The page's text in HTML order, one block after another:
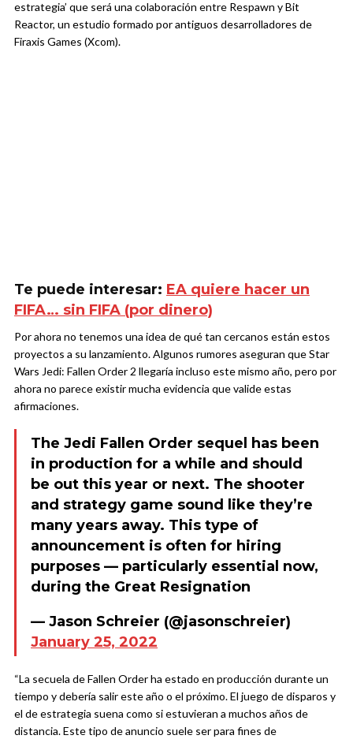
estrategia’ que será una colaboración entre Respawn y Bit
Reactor, un estudio formado por antiguos desarrolladores de
Firaxis Games (Xcom).
Te puede interesar: EA quiere hacer un
FIFA… sin FIFA (por dinero)
Por ahora no tenemos una idea de qué tan cercanos están estos
proyectos a su lanzamiento. Algunos rumores aseguran que Star
Wars Jedi: Fallen Order 2 llegaría incluso este mismo año, pero por
ahora no parece existir mucha evidencia que valide estas
afirmaciones.
The Jedi Fallen Order sequel has been
in production for a while and should
be out this year or next. The shooter
and strategy game sound like they’re
many years away. This type of
announcement is often for hiring
purposes — particularly essential now,
during the Great Resignation
— Jason Schreier (@jasonschreier)
January 25, 2022
“La secuela de Fallen Order ha estado en producción durante un
tiempo y debería salir este año o el próximo. El juego de disparos y
el de estrategia suena como si estuvieran a muchos años de
distancia. Este tipo de anuncio suele ser para fines de